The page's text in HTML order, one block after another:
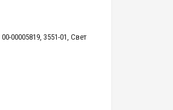
00-00005819, 3551-01, Свет